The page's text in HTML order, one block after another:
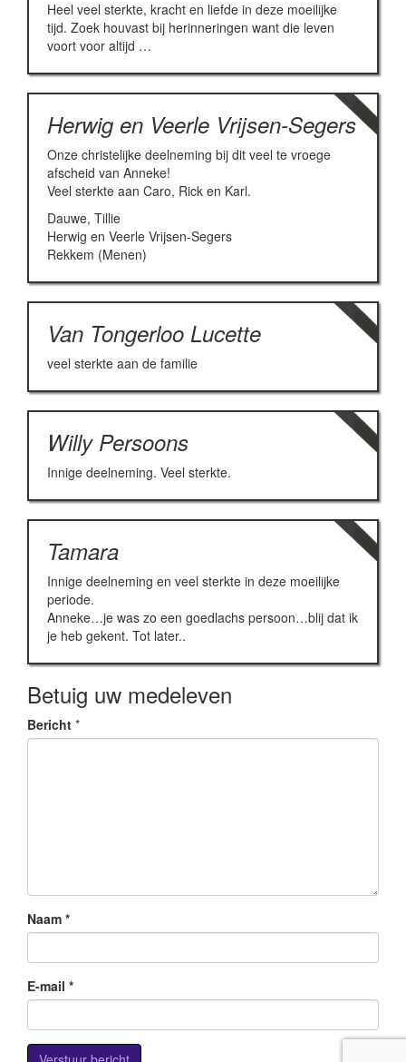
Heel veel sterkte, kracht en liefde in deze moeilijke
tijd. Zoek houvast bij herinneringen want die leven
voort voor altijd …
Herwig en Veerle Vrijsen-Segers
Onze christelijke deelneming bij dit veel te vroege
afscheid van Anneke!
Veel sterkte aan Caro, Rick en Karl.
Dauwe, Tillie
Herwig en Veerle Vrijsen-Segers
Rekkem (Menen)
Van Tongerloo Lucette
veel sterkte aan de familie
Willy Persoons
Innige deelneming. Veel sterkte.
Tamara
Innige deelneming en veel sterkte in deze moeilijke
periode.
Anneke…je was zo een goedlachs persoon…blij dat ik
je heb gekent. Tot later..
Betuig uw medeleven
Bericht *
Naam *
E-mail *